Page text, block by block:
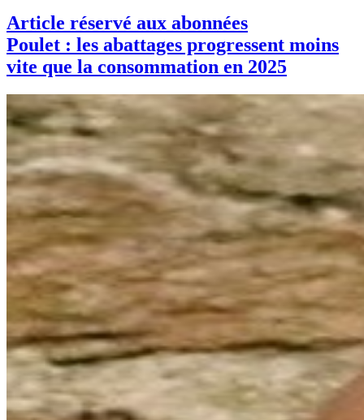
Article réservé aux abonnées
Poulet : les abattages progressent moins
vite que la consommation en 2025